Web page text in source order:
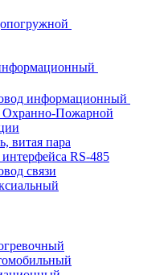
информационный
Охранно-Пожарной
витая пара
RS-485
связи